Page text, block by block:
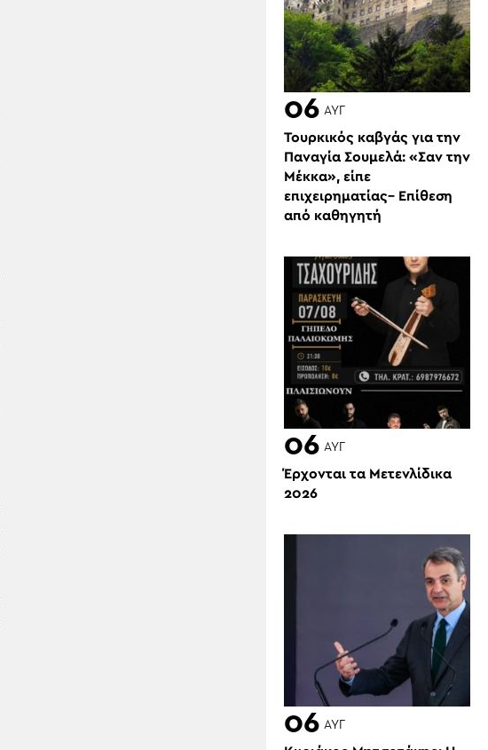
06 ΑΥΓ
Τουρκικός καβγάς για την
Παναγία Σουμελά: «Σαν την
Μέκκα», είπε
επιχειρηματίας– Επίθεση
από καθηγητή
06 ΑΥΓ
Έρχονται τα Μετενλίδικα
2026
06 ΑΥΓ